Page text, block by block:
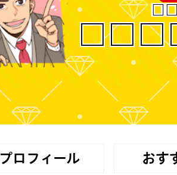
□
□□□
プロフィール おす